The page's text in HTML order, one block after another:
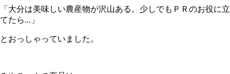
「大分は美味しい農産物が沢山ある。少しでもＰＲのお役に立
てたら…」
とおっしゃっていました。